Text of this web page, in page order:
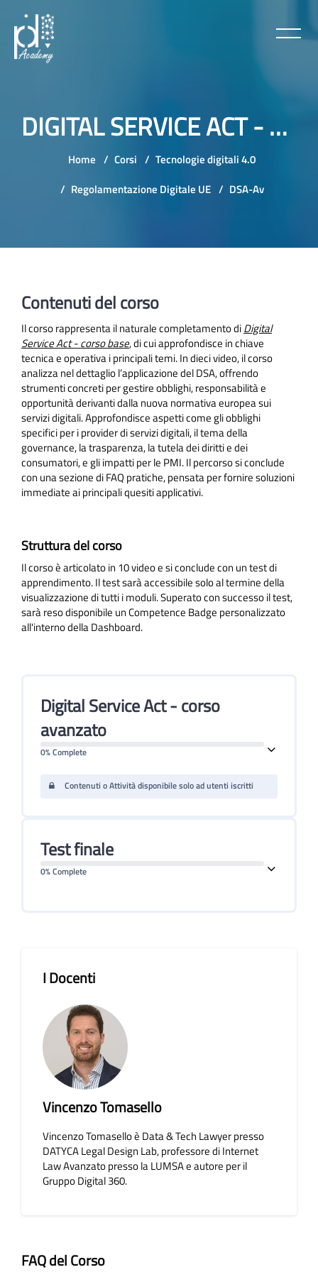
DIGITAL SERVICE ACT - CORSO AVANZATO
Home Corsi
Tecnologie digitali 4.0
Regolamentazione Digitale UE
DSA-Av
Contenuti del corso
Il corso rappresenta il naturale completamento diDigital
Service Act - corso base, di cui approfondisce in chiave
tecnica e operativa i principali temi. In dieci video, il corso
analizza nel dettaglio l’applicazione del DSA, offrendo
strumenti concreti per gestire obblighi, responsabilità e
opportunità derivanti dalla nuova normativa europea sui
servizi digitali. Approfondisce aspetti come gli obblighi
specifici per i provider di servizi digitali, il tema della
governance, la trasparenza, la tutela dei diritti e dei
consumatori, e gli impatti per le PMI. Il percorso si conclude
con una sezione di FAQ pratiche, pensata per fornire soluzioni
immediate ai principali quesiti applicativi.
Struttura del corso
Il corso è articolato in 10 video e si conclude con un test di
apprendimento. Il test sarà accessibile solo al termine della
visualizzazione di tutti i moduli. Superato con successo il test,
sarà reso disponibile un Competence Badge personalizzato
all'interno della Dashboard.
Digital Service Act - corso
avanzato
0% Complete
Contenuti o Attività disponibile solo ad utenti iscritti
Test finale
0% Complete
I Docenti
Vincenzo Tomasello
Vincenzo Tomasello è Data & Tech Lawyer presso
DATYCA Legal Design Lab, professore di Internet
Law Avanzato presso la LUMSA e autore per il
Gruppo Digital 360.
Salta [Cocoon] Accordion
FAQ del Corso